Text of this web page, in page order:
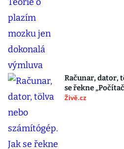
Računar, dator,
se řekne
Živě.cz